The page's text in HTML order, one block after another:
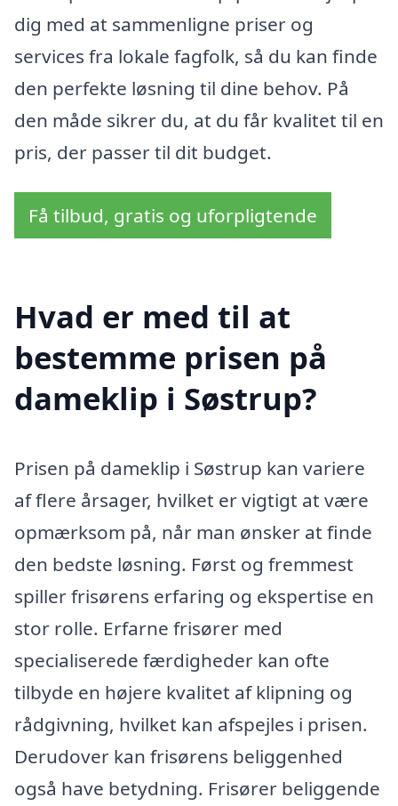
dig med at sammenligne priser og
services fra lokale fagfolk, så du kan finde
den perfekte løsning til dine behov. På
den måde sikrer du, at du får kvalitet til en
pris, der passer til dit budget.
Få tilbud, gratis og uforpligtende
Hvad er med til at
bestemme prisen på
dameklip i Søstrup?
Prisen på dameklip i Søstrup kan variere
af flere årsager, hvilket er vigtigt at være
opmærksom på, når man ønsker at finde
den bedste løsning. Først og fremmest
spiller frisørens erfaring og ekspertise en
stor rolle. Erfarne frisører med
specialiserede færdigheder kan ofte
tilbyde en højere kvalitet af klipning og
rådgivning, hvilket kan afspejles i prisen.
Derudover kan frisørens beliggenhed
også have betydning. Frisører beliggende